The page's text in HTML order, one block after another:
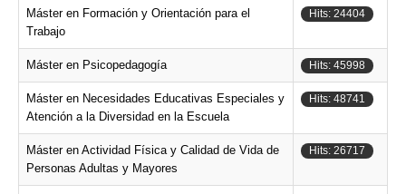
Máster en Formación y Orientación para el
Trabajo
Hits: 24404
Máster en Psicopedagogía Hits: 45998
Máster en Necesidades Educativas Especiales y
Atención a la Diversidad en la Escuela
Hits: 48741
Máster en Actividad Física y Calidad de Vida de
Personas Adultas y Mayores
Hits: 26717